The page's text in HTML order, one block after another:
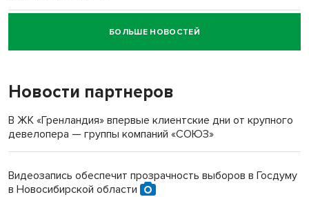
Новосибирский суд наказал водителя за смерть
пенсионерки на вокзале
БОЛЬШЕ НОВОСТЕЙ
Новости партнеров
В ЖК «Гренландия» впервые клиентские дни от крупного
девелопера — группы компаний «СОЮЗ»
Видеозапись обеспечит прозрачность выборов в Госдуму
в Новосибирской области